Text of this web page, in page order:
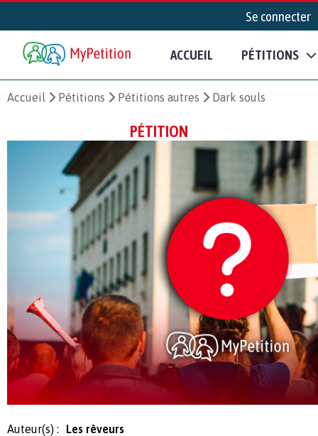
Se connecter
ACCUEIL PÉTITIONS
Accueil Pétitions Pétitions autres Dark souls
PÉTITION
Auteur(s) :
Les rêveurs